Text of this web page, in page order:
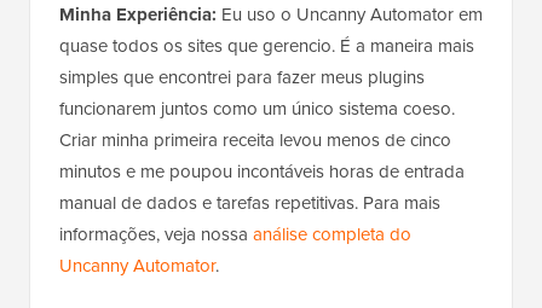
Minha Experiência: Eu uso o Uncanny Automator em
quase todos os sites que gerencio. É a maneira mais
simples que encontrei para fazer meus plugins
funcionarem juntos como um único sistema coeso.
Criar minha primeira receita levou menos de cinco
minutos e me poupou incontáveis horas de entrada
manual de dados e tarefas repetitivas. Para mais
informações, veja nossa análise completa do
Uncanny Automator.